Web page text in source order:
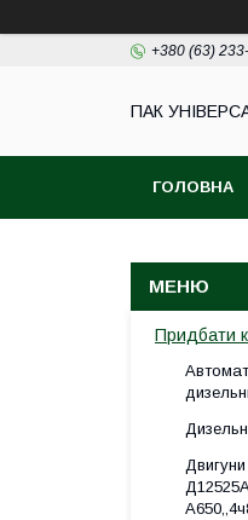
+380 (63)
ПАК
ГОЛОВНА
Придбати